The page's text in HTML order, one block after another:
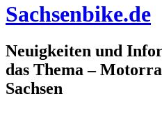
Sachsenbike.de
Neuigkeiten und
das Thema –
Sachsen